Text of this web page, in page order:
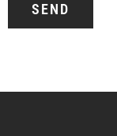
SEND